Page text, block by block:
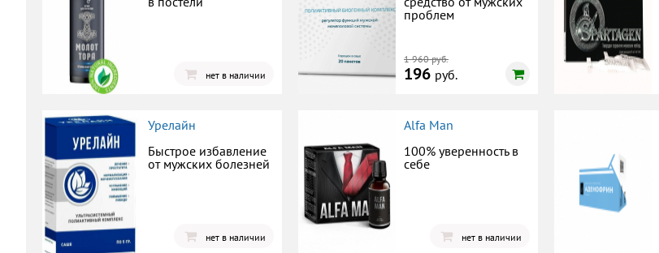
нет в наличии
проблем
1 960 руб.
196 руб.
Урелайн
Быстрое избавление
от мужских болезней
нет в наличии
Alfa Man
100% уверенность в
себе
нет в наличии